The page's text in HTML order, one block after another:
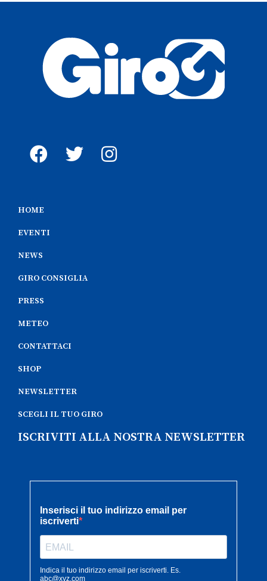
HOME
EVENTI
NEWS
GIRO CONSIGLIA
PRESS
METEO
CONTATTACI
SHOP
NEWSLETTER
SCEGLI IL TUO GIRO
ISCRIVITI ALLA NOSTRA NEWSLETTER